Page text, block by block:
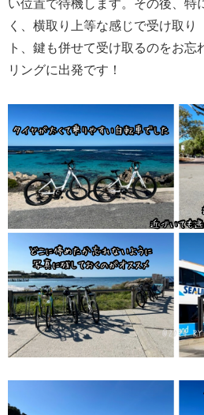
い位置で待機します。その後、特
く、横取り上等な感じで受け取り
ト、鍵も併せて受け取るのをお忘
リングに出発です！